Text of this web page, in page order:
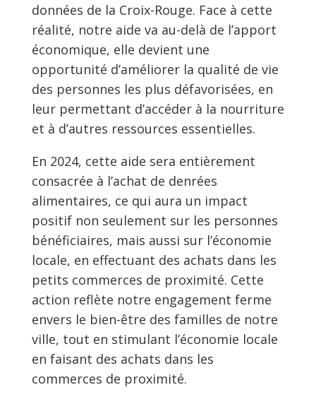
données de la Croix-Rouge. Face à cette
réalité, notre aide va au-delà de l’apport
économique, elle devient une
opportunité d’améliorer la qualité de vie
des personnes les plus défavorisées, en
leur permettant d’accéder à la nourriture
et à d’autres ressources essentielles.
En 2024, cette aide sera entièrement
consacrée à l’achat de denrées
alimentaires, ce qui aura un impact
positif non seulement sur les personnes
bénéficiaires, mais aussi sur l’économie
locale, en effectuant des achats dans les
petits commerces de proximité. Cette
action reflète notre engagement ferme
envers le bien-être des familles de notre
ville, tout en stimulant l’économie locale
en faisant des achats dans les
commerces de proximité.